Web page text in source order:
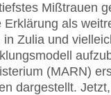
Mißtrauen
Erklärung als
in Zulia und
(MARN)
dargestellt.